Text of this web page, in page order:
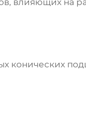
влияющих на
конических